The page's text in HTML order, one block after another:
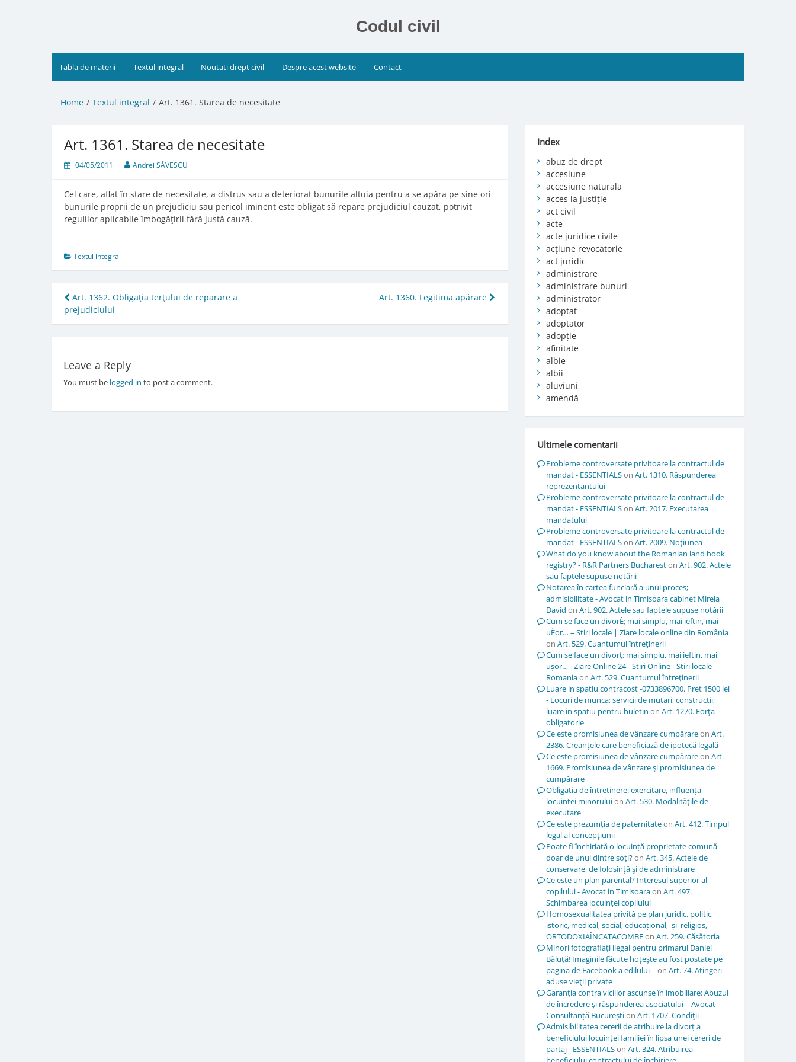
Codul civil
Tabla de materii Textul integral Noutati drept civil Despre acest website Contact
Home Textul integral Art. 1361. Starea de necesitate
Art. 1361. Starea de necesitate
04/05/2011 Andrei SĂVESCU
Cel care, aflat în stare de necesitate, a distrus sau a deteriorat bunurile altuia pentru a se apăra pe sine ori
bunurile proprii de un prejudiciu sau pericol iminent este obligat să repare prejudiciul cauzat, potrivit
regulilor aplicabile îmbogăţirii fără justă cauză.
Textul integral
Post
navigation
Art. 1362. Obligaţia terţului de reparare a
prejudiciului
Art. 1360. Legitima apărare
Leave a Reply
You must be logged in to post a comment.
Index
abuz de drept
accesiune
accesiune naturala
acces la justiție
act civil
acte
acte juridice civile
acțiune revocatorie
act juridic
administrare
administrare bunuri
administrator
adoptat
adoptator
adopție
afinitate
albie
albii
aluviuni
amendă
Ultimele comentarii
Probleme controversate privitoare la contractul de
mandat - ESSENTIALSon Art. 1310. Răspunderea
reprezentantului
Probleme controversate privitoare la contractul de
mandat - ESSENTIALSon Art. 2017. Executarea
mandatului
Probleme controversate privitoare la contractul de
mandat - ESSENTIALSon Art. 2009. Noţiunea
What do you know about the Romanian land book
registry? - R&R Partners Buchareston Art. 902. Actele
sau faptele supuse notării
Notarea în cartea funciară a unui proces;
admisibilitate - Avocat in Timisoara cabinet Mirela
David on Art. 902. Actele sau faptele supuse notării
Cum se face un divorÈ; mai simplu, mai ieftin, mai
uÈor… – Stiri locale | Ziare locale online din România
on Art. 529. Cuantumul întreţinerii
Cum se face un divorț; mai simplu, mai ieftin, mai
ușor… - Ziare Online 24 - Stiri Online - Stiri locale
Romaniaon Art. 529. Cuantumul întreţinerii
Luare in spatiu contracost -0733896700. Pret 1500 lei
- Locuri de munca; servicii de mutari; constructii;
luare in spatiu pentru buletin on Art. 1270. Forţa
obligatorie
Ce este promisiunea de vânzare cumpărareon Art.
2386. Creanţele care beneficiază de ipotecă legală
Ce este promisiunea de vânzare cumpărareon Art.
1669. Promisiunea de vânzare şi promisiunea de
cumpărare
Obligația de întreținere: exercitare, influența
locuinței minoruluion Art. 530. Modalităţile de
executare
Ce este prezumția de paternitateon Art. 412. Timpul
legal al concepţiunii
Poate fi închiriată o locuință proprietate comună
doar de unul dintre soți?on Art. 345. Actele de
conservare, de folosinţă şi de administrare
Ce este un plan parental? Interesul superior al
copilului - Avocat in Timisoaraon Art. 497.
Schimbarea locuinţei copilului
Homosexualitatea privită pe plan juridic, politic,
istoric, medical, social, educațional, și religios, –
ORTODOXIAÎNCATACOMBEon Art. 259. Căsătoria
Minori fotografiați ilegal pentru primarul Daniel
Băluță! Imaginile făcute hoțește au fost postate pe
pagina de Facebook a edilului – on Art. 74. Atingeri
aduse vieţii private
Garanția contra viciilor ascunse în imobiliare: Abuzul
de încredere și răspunderea asociatului – Avocat
Consultanță Bucureștion Art. 1707. Condiţii
Admisibilitatea cererii de atribuire la divorț a
beneficiului locuinței familiei în lipsa unei cereri de
partaj - ESSENTIALSon Art. 324. Atribuirea